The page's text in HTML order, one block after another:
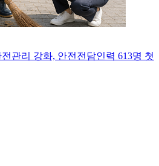
관리 강화, 안전전담인력 613명 첫